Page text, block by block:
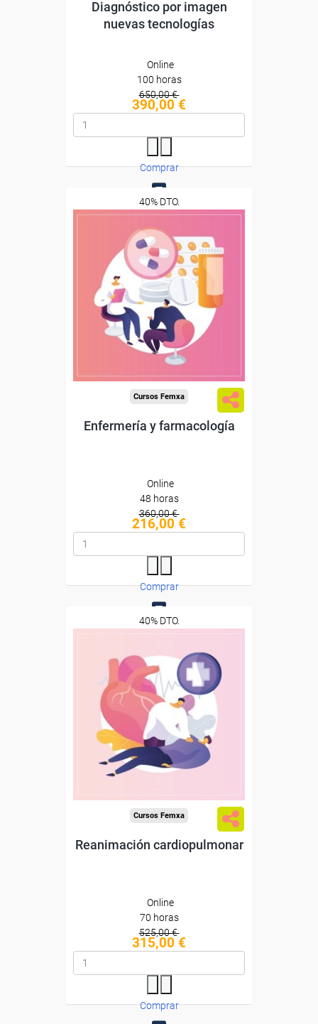
Diagnóstico por imagen
nuevas tecnologías
Online
100 horas
650,00 €
390,00 €
Comprar
0
40% DTO.
Descuentos especiales
Sin requisitos de acceso
Diploma
Compra segura
Cursos Femxa
Enfermería y farmacología
Online
48 horas
360,00 €
216,00 €
Comprar
0
40% DTO.
Descuentos especiales
Sin requisitos de acceso
Diploma
Compra segura
Cursos Femxa
Reanimación cardiopulmonar
Online
70 horas
525,00 €
315,00 €
Comprar